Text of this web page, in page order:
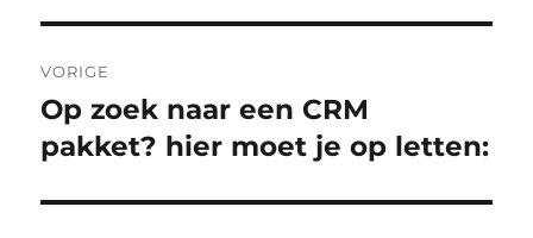
navigatie
VORIGE
Vorig
bericht:
Op zoek naar een CRM
pakket? hier moet je op letten: